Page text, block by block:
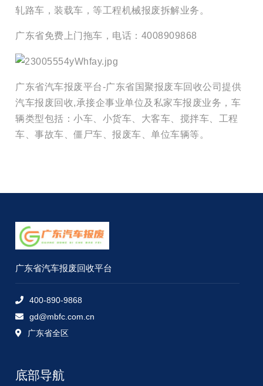
轧路车，装载车，等工程机械报废拆解业务。
广东省免费上门拖车，电话：4008909868
广东省汽车报废平台-广东省国聚报废车回收公司提供
汽车报废回收,承接企事业单位及私家车报废业务，车
辆类型包括：小车、小货车、大客车、搅拌车、工程
车、事故车、僵尸车、报废车、单位车辆等。
广东省汽车报废回收平台
400-890-9868
gd@mbfc.com.cn
广东省全区
底部导航